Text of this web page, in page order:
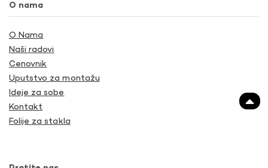
O nama
O Nama
Naši radovi
Cenovnik
Uputstvo za montažu
Ideje za sobe
Kontakt
Folije za stakla